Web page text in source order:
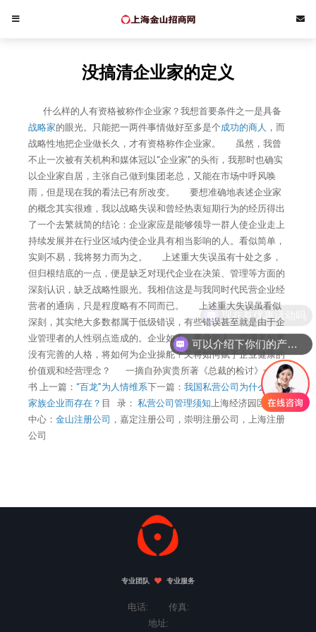
没搞清企业家的定义
什么样的人有资格被称作企业家？我想首要条件之一是具备
战略家的眼光。只能把一两件事情做好至多是个成功的商人 ，而
战略性地把企业做长久，才有资格称作企业家。 虽然，我曾
不止一次被有关机构和媒体冠以“企业家”的头衔，我那时也确实
以企业家自居，主张自己做到集团老总，又能在市场中呼风唤
雨，但是现在我的看法已有所改变。 要想准确地表述企业家
的概念其实很难，我以战略失误和曾经热衷短期行为的经历得出
了一个去繁就简的结论：企业家应是能够领导一群人使企业走上
持续发展并在行业区域内使企业具有相当影响的人。看似简单，
实则不易，我将努力而为之。 上述重大失误虽有十处之多，
但归根结底的一点，便是缺乏对现代企业在决策、管理等方面的
深刻认识，缺乏战略性眼光。我相信这是与我同时代民营企业经
营者的通病，只是程度略有不同而已。 上述重大失误虽看似
深刻，其实绝大多数都属于低级错误，有些错误甚至就是由于企
业管理者的人性弱点造成的。企业如人，事业如人，管理者如果
没有完善的人格，将如何为企业操舵？又将如何赋予企业健康的
价值观和经营理念？ 一摘自孙寅贵所著《总裁的检讨》一
书 上一篇： “百龙”为人情维系下一篇： 我国私营公司为什么多以
家族企业而存在？ 目 录： 私营公司管理须知上海经济园区招商
中心： 金山注册公司 ，嘉定注册公司，崇明注册公司，上海注册
公司
专业团队 专业服务
电话: 传真:
地址:
可以介绍下你们的产品么
现在有优惠活动吗